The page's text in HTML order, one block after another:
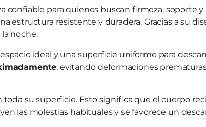
confiable para quienes buscan firmeza, soporte
estructura resistente y duradera. Gracias a su
noche.
ideal y una superficie uniforme para
, evitando deformaciones
su superficie. Esto significa que el cuerpo
las molestias habituales y se favorece un